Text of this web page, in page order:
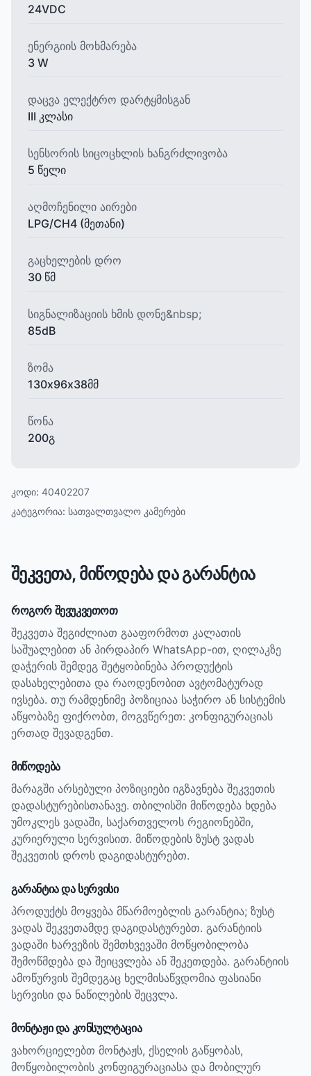
24VDC
ენერგიის მოხმარება
3 W
დაცვა ელექტრო დარტყმისგან
III კლასი
სენსორის სიცოცხლის ხანგრძლივობა
5 წელი
აღმოჩენილი აირები
LPG/CH4 (მეთანი)
გაცხელების დრო
30 წმ
სიგნალიზაციის ხმის დონე&nbsp;
85dB
ზომა
130х96х38მმ
წონა
200გ
კოდი: 40402207
კატეგორია: სათვალთვალო კამერები
შეკვეთა, მიწოდება და გარანტია
როგორ შევუკვეთოთ
შეკვეთა შეგიძლიათ გააფორმოთ კალათის
საშუალებით ან პირდაპირ WhatsApp-ით, ღილაკზე
დაჭერის შემდეგ შეტყობინება პროდუქტის
დასახელებითა და რაოდენობით ავტომატურად
ივსება. თუ რამდენიმე პოზიციაა საჭირო ან სისტემის
აწყობაზე ფიქრობთ, მოგვწერეთ: კონფიგურაციას
ერთად შევადგენთ.
მიწოდება
მარაგში არსებული პოზიციები იგზავნება შეკვეთის
დადასტურებისთანავე. თბილისში მიწოდება ხდება
უმოკლეს ვადაში, საქართველოს რეგიონებში,
კურიერული სერვისით. მიწოდების ზუსტ ვადას
შეკვეთის დროს დაგიდასტურებთ.
გარანტია და სერვისი
პროდუქტს მოყვება მწარმოებლის გარანტია; ზუსტ
ვადას შეკვეთამდე დაგიდასტურებთ. გარანტიის
ვადაში ხარვეზის შემთხვევაში მოწყობილობა
შემოწმდება და შეიცვლება ან შეკეთდება. გარანტიის
ამოწურვის შემდეგაც ხელმისაწვდომია ფასიანი
სერვისი და ნაწილების შეცვლა.
მონტაჟი და კონსულტაცია
ვახორციელებთ მონტაჟს, ქსელის გაწყობას,
მოწყობილობის კონფიგურაციასა და მობილურ